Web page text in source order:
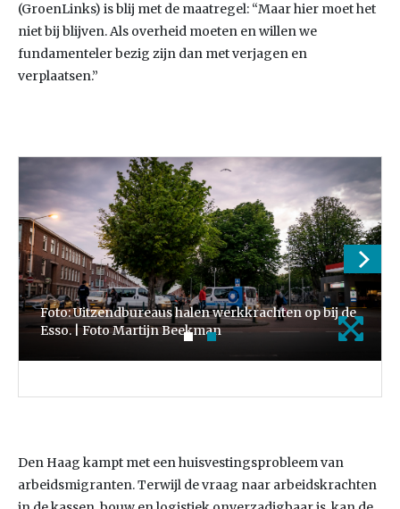
(GroenLinks) is blij met de maatregel: “Maar hier moet het
niet bij blijven. Als overheid moeten en willen we
fundamenteler bezig zijn dan met verjagen en
verplaatsen.”
Foto: Uitzendbureaus halen werkkrachten op bij de
Esso. | Foto Martijn Beekman
Den Haag kampt met een huisvestingsprobleem van
arbeidsmigranten. Terwijl de vraag naar arbeidskrachten